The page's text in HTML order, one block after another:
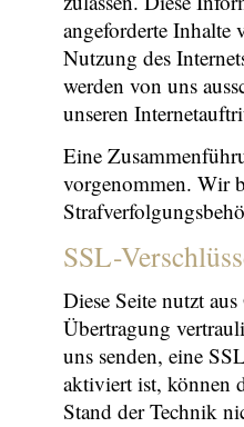
angeforderte Inhalte
Nutzung des
werden von uns
unseren
Eine
vorgenommen. Wir
SSL-
Diese Seite nutzt
Übertragung
uns senden, eine
aktiviert ist, können
Stand der Technik